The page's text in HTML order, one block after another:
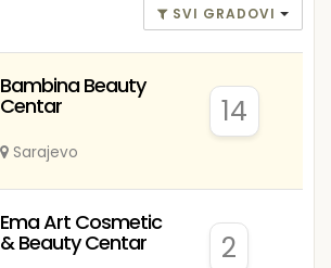
SVI GRADOVI
Bambina Beauty
Centar
Sarajevo
14
Ema Art Cosmetic
& Beauty Centar 2